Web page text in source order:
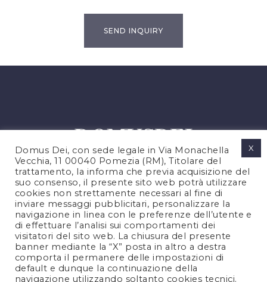
PRIVACY POLICY
COOKIES POLICY
LEGAL NOTES
CONTACTS
Domus Dei, con sede legale in Via Monachella
Vecchia, 11 00040 Pomezia (RM), Titolare del
trattamento, la informa che previa acquisizione del
suo consenso, il presente sito web potrà utilizzare
cookies non strettamente necessari al fine di
inviare messaggi pubblicitari, personalizzare la
navigazione in linea con le preferenze dell’utente e
di effettuare l’analisi sui comportamenti dei
visitatori del sito web. La chiusura del presente
banner mediante la “X” posta in altro a destra
comporta il permanere delle impostazioni di
default e dunque la continuazione della
navigazione utilizzando soltanto cookies tecnici.
X